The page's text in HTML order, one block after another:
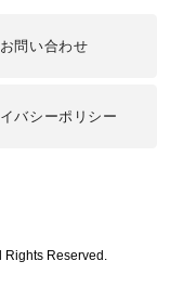
お問い合わせ
バシーポリシー
Reserved.